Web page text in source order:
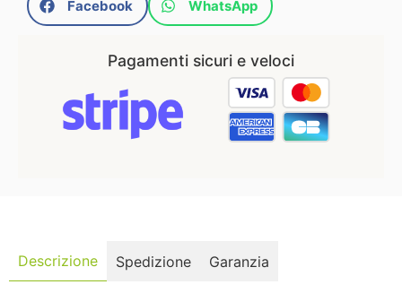
Facebook WhatsApp
Pagamenti sicuri e veloci
Descrizione Spedizione Garanzia